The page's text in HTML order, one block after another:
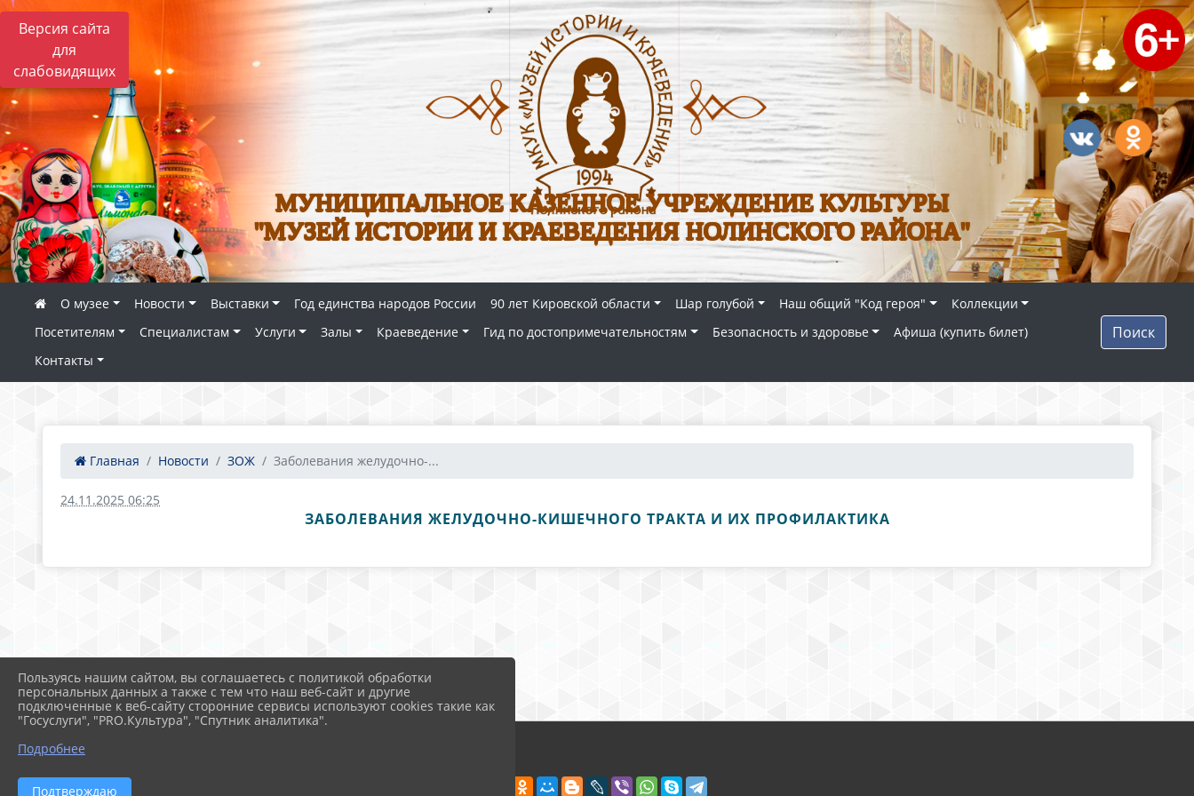
Версия сайта
для
слабовидящих
МУНИЦИПАЛЬНОЕ КАЗЕННОЕ УЧРЕЖДЕНИЕ КУЛЬТУРЫ
"МУЗЕЙ ИСТОРИИ И КРАЕВЕДЕНИЯ НОЛИНСКОГО РАЙОНА"
О музее Новости Выставки Год единства народов России 90 лет Кировской области Шар голубой Наш общий "Код героя"
Коллекции
Посетителям
Специалистам Услуги Залы Краеведение Гид по достопримечательностям Безопасность и здоровье
Афиша (купить билет)
Контакты
Поиск
Главная Новости ЗОЖ Заболевания желудочно-...
24.11.2025 06:25
ЗАБОЛЕВАНИЯ ЖЕЛУДОЧНО-КИШЕЧНОГО ТРАКТА И ИХ ПРОФИЛАКТИКА
Пользуясь нашим сайтом, вы соглашаетесь с политикой обработки
персональных данных а также с тем что наш веб-сайт и другие
подключенные к веб-сайту сторонние сервисы используют cookies такие как
"Госуслуги", "PRO.Культура", "Спутник аналитика".
Подробнее
Подтверждаю